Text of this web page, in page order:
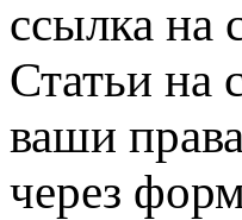
ссылка на
Статьи на
ваши
через